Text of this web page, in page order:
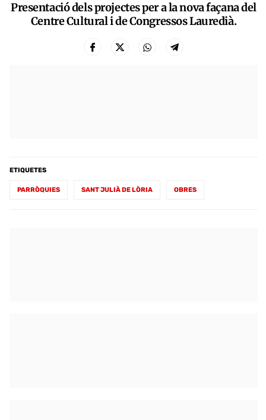
Presentació dels projectes per a la nova façana del
Centre Cultural i de Congressos Lauredià.
ETIQUETES
PARRÒQUIES SANT JULIÀ DE LÒRIA OBRES